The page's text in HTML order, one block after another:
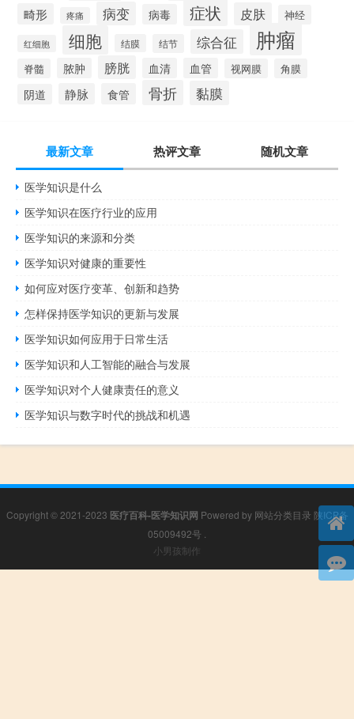
畸形 疼痛 病变 病毒 症状 皮肤 神经
红细胞 细胞 结膜 结节 综合征 肿瘤
脊髓 脓肿 膀胱 血清 血管 视网膜 角膜
阴道 静脉 食管 骨折 黏膜
最新文章 热评文章 随机文章
医学知识是什么
医学知识在医疗行业的应用
医学知识的来源和分类
医学知识对健康的重要性
如何应对医疗变革、创新和趋势
怎样保持医学知识的更新与发展
医学知识如何应用于日常生活
医学知识和人工智能的融合与发展
医学知识对个人健康责任的意义
医学知识与数字时代的挑战和机遇
Copyright © 2021-2023 医疗百科-医学知识网 Powered by 网站分类目录 陕ICP备
05009492号
小男孩制作